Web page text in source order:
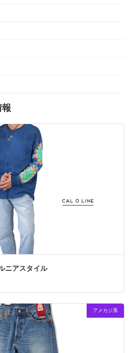
ニアスタイル
アメカジ系